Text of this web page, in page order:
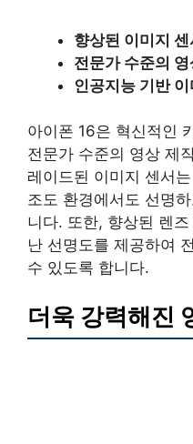
향상된 이미지 센
전문가 수준의
인공지능 기반
아이폰 16은 혁신적인
전문가 수준의 영상 제
레이드된 이미지 센서
조도 환경에서도 선명
니다. 또한, 향상된 렌
난 선명도를 제공하여
수 있도록 합니다.
더욱 강력해진